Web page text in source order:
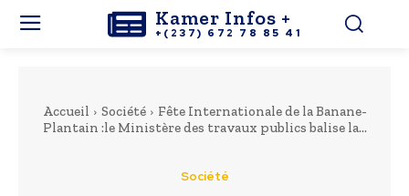
Kamer Infos +
+(237) 672 78 85 41
Accueil Société
Fête Internationale de la Banane-
Plantain :le Ministère des travaux publics balise la...
Société